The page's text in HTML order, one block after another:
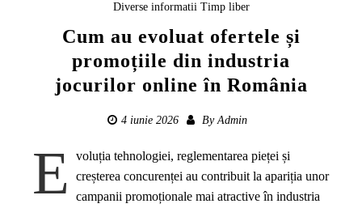
Diverse informatii Timp liber
Cum au evoluat ofertele și
promoțiile din industria
jocurilor online în România
4 iunie 2026 ByAdmin
E
voluția tehnologiei, reglementarea pieței și
creșterea concurenței au contribuit la apariția unor
campanii promoționale mai atractive în industria